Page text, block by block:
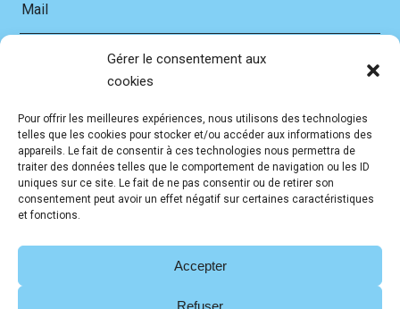
Gérer le consentement aux
cookies
Pour offrir les meilleures expériences, nous utilisons des technologies
telles que les cookies pour stocker et/ou accéder aux informations des
appareils. Le fait de consentir à ces technologies nous permettra de
traiter des données telles que le comportement de navigation ou les ID
uniques sur ce site. Le fait de ne pas consentir ou de retirer son
consentement peut avoir un effet négatif sur certaines caractéristiques
et fonctions.
Accepter
Refuser
Mail
En soumettant ce formulaire, j'accepte que les
informations saisies soient exploitées dans le cadre de la
relation commerciale qui peut en découler.